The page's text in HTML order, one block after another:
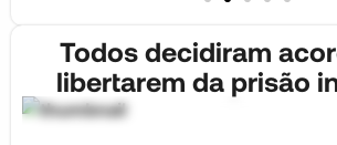
Todos decidiram
libertarem da prisão